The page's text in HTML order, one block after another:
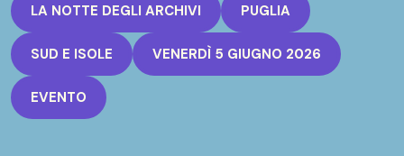
LA NOTTE DEGLI ARCHIVI PUGLIA
SUD E ISOLE VENERDÌ 5 GIUGNO 2026
EVENTO